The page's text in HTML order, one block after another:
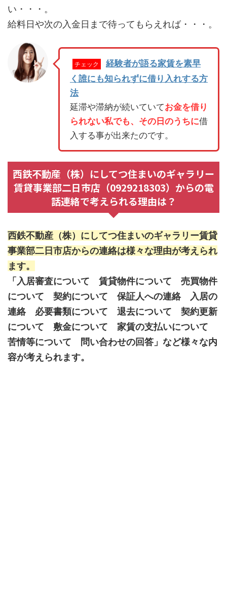
い・・・。
給料日や次の入金日まで待ってもらえれば・・・。
チェック
経験者が語る家賃を素早
く誰にも知られずに借り入れする方
法
延滞や滞納が続いていてお金を借り
られない私でも、その日のうちに借
入する事が出来たのです。
西鉄不動産（株）にしてつ住まいのギャラリー
賃貸事業部二日市店（0929218303）からの電
話連絡で考えられる理由は？
西鉄不動産（株）にしてつ住まいのギャラリー賃貸
事業部二日市店からの連絡は様々な理由が考えられ
ます。
「入居審査について 賃貸物件について 売買物件
について 契約について 保証人への連絡 入居の
連絡 必要書類について 退去について 契約更新
について 敷金について 家賃の支払いについて
苦情等について 問い合わせの回答」など様々な内
容が考えられます。